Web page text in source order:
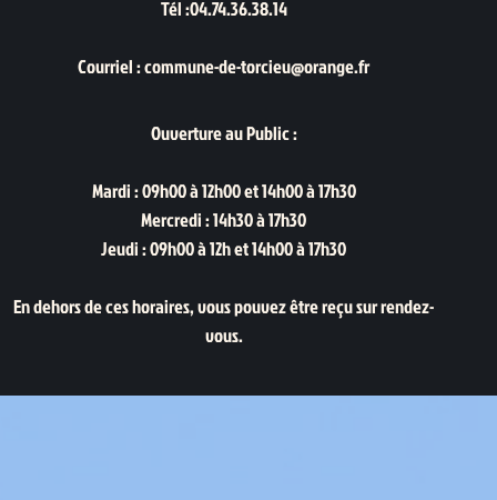
Tél :04.74.36.38.14
Courriel : commune-de-torcieu@orange.fr
Ouverture au Public :
Mardi : 09h00 à 12h00 et 14h00 à 17h30
Mercredi : 14h30 à 17h30
Jeudi : 09h00 à 12h et 14h00 à 17h30
En dehors de ces horaires, vous pouvez être reçu sur rendez-
vous.